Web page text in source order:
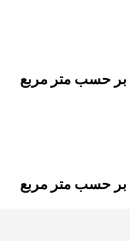
بر حسب متر مربع
بر حسب متر مربع